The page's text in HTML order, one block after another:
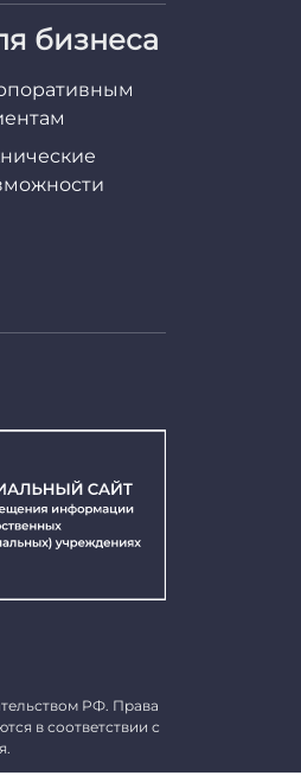
бизнеса
РФ. Права
в соответствии с